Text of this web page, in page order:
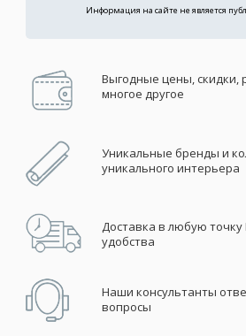
Информация на сайте не является
Выгодные цены, скидки,
многое другое
Уникальные бренды и
уникального интерьера
Доставка в любую точку
удобства
Наши консультанты
вопросы